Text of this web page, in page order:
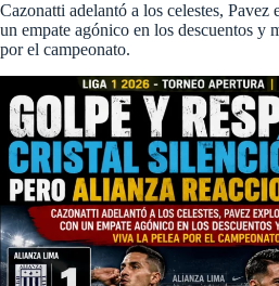
Cazonatti adelantó a los celestes, Pavez
un empate agónico en los descuentos y
por el campeonato.